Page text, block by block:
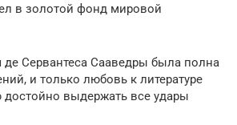
в золотой фонд мировой
де Сервантеса Сааведры была полна
и только любовь к литературе
достойно выдержать все удары